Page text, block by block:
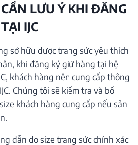
LƯU Ý KHI ĐĂNG
IJC
sở hữu được trang sức yêu thích
khi đăng ký giữ hàng tại hệ
khách hàng nên cung cấp thông
Chúng tôi sẽ kiểm tra và bổ
khách hàng cung cấp nếu sản
dẫn đo size trang sức chính xác